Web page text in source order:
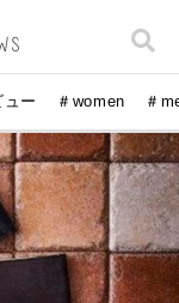
ュー ＃women ＃